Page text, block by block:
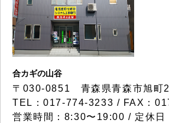
合カギの山谷
〒030-0851 青森県青森市旭町
TEL：017-774-3233 / FAX：
営業時間：8:30〜19:00 / 定休日